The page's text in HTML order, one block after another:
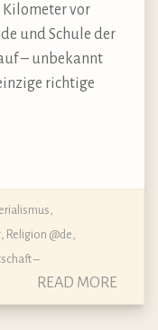
vor
und Schule der
– unbekannt
richtige
Religion @de
–
READ MORE